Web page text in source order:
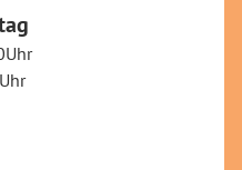
Uhr
Uhr